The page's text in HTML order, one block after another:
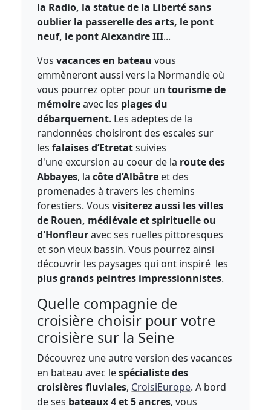
la Radio, la statue de la Liberté sans
oublier la passerelle des arts, le pont
neuf, le pont Alexandre III...
Vosvacances en bateau vous
emmèneront aussi vers la Normandie où
vous pourrez opter pour untourisme de
mémoireavec les plages du
débarquement. Les adeptes de la
randonnées choisiront des escales sur
lesfalaises d’Etretatsuivies
d'une excursion au coeur de la route des
Abbayes, lacôte d’Albâtre et des
promenades à travers les chemins
forestiers. Vousvisiterez aussi les villes
de Rouen, médiévale et spirituelle ou
d'Honfleuravec ses ruelles pittoresques
et son vieux bassin. Vous pourrez ainsi
découvrir les paysages qui ont inspiré les
plus grands peintres impressionnistes.
Quelle compagnie de
croisière choisir pour votre
croisière sur la Seine
Découvrez une autre version des vacances
en bateau avec lespécialiste des
croisières fluviales, CroisiEurope. A bord
de ses bateaux 4 et 5 ancres, vous